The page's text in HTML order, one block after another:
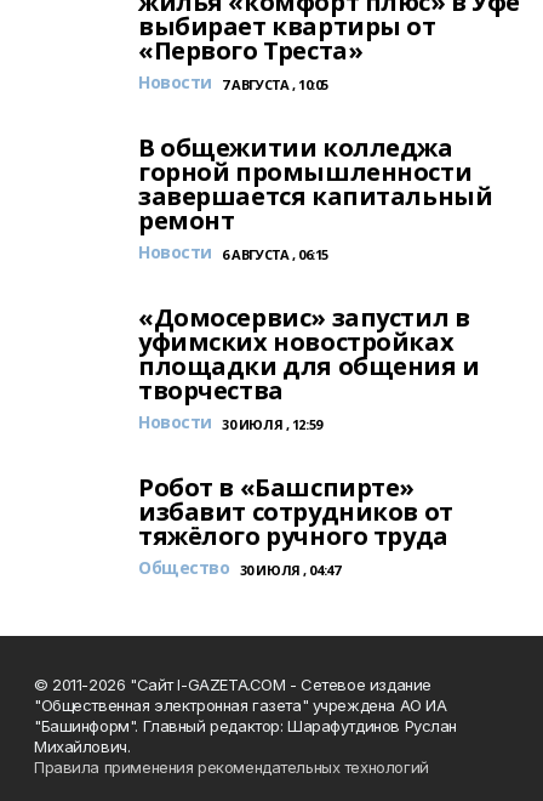
выбирает квартиры от
«Первого Треста»
Новости 7 АВГУСТА , 10:05
В общежитии колледжа
горной промышленности
завершается капитальный
ремонт
Новости 6 АВГУСТА , 06:15
«Домосервис» запустил в
уфимских новостройках
площадки для общения и
творчества
Новости 30 ИЮЛЯ , 12:59
Робот в «Башспирте»
избавит сотрудников от
тяжёлого ручного труда
Общество 30 ИЮЛЯ , 04:47
© 2011-2026 "Сайт I-GAZETA.COM - Сетевое издание
"Общественная электронная газета" учреждена АО ИА
"Башинформ". Главный редактор: Шарафутдинов Руслан
Михайлович.
Правила применения рекомендательных технологий